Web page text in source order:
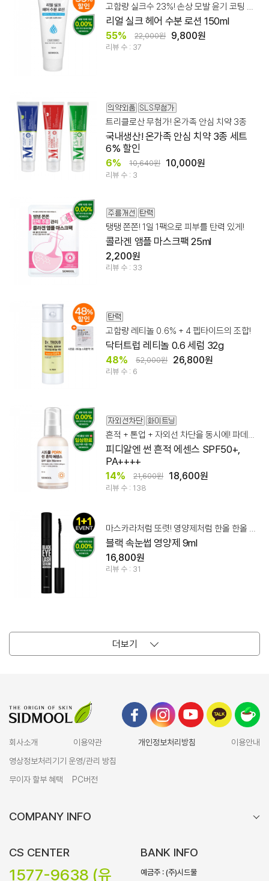
고함량 실크수 23%! 손상 모발 윤기 코팅 로션
리얼 실크 헤어 수분 로션 150ml
55% 22,000원 9,800원
리뷰 수 : 37
트리클로산 무첨가! 온가족 안심 치약 3종
국내생산! 온가족 안심 치약 3종 세트
6% 할인
6% 10,640원 10,000원
리뷰 수 : 3
탱탱 쫀쫀! 1일 1팩으로 피부를 탄력 있게!
콜라겐 앰플 마스크팩 25ml
2,200원
리뷰 수 : 33
고함량 레티놀 0.6% + 4 펩타이드의 조합!
닥터트럽 레티놀 0.6 세럼 32g
48% 52,000원 26,800원
리뷰 수 : 6
흔적 + 톤업 + 자외선 차단을 동시에! 파데프리 무기자차 썬 에센스!
피디알엔 썬 흔적 에센스 SPF50+,
PA++++
14% 21,600원 18,600원
리뷰 수 : 138
마스카라처럼 또렷! 영양제처럼 한올 한올 건강하게~
블랙 속눈썹 영양제 9ml
16,800원
리뷰 수 : 31
더보기
회사소개 이용약관 개인정보처리방침
이용안내
영상정보처리기기 운영/관리 방침
무이자 할부 혜택
PC버전
COMPANY INFO
CS CENTER
1577-9638 (유
BANK INFO
예금주 : (주)시드물